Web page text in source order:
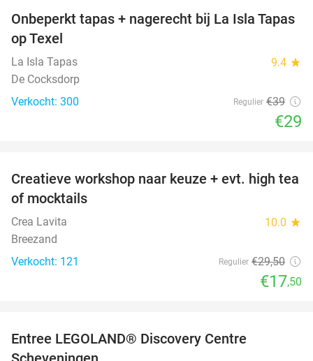
26%
Onbeperkt tapas + nagerecht bij La Isla Tapas
op Texel
La Isla Tapas 9.4 star
De Cocksdorp
Verkocht: 300
Regulier €39
€29
41%
Creatieve workshop naar keuze + evt. high tea
of mocktails
Crea Lavita 10.0 star
Breezand
Verkocht: 121
Regulier €29,50
€17,50
Entree LEGOLAND® Discovery Centre